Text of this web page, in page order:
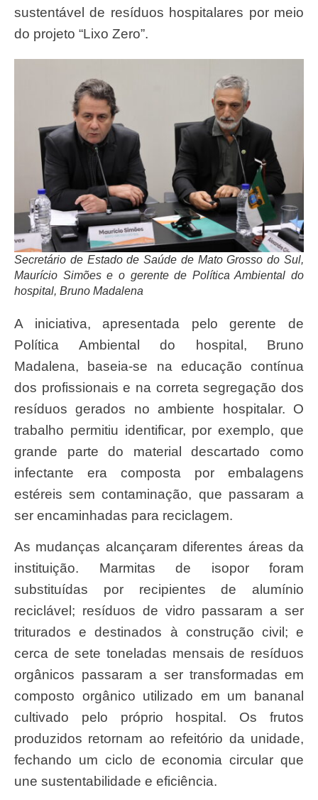
sustentável de resíduos hospitalares por meio
do projeto “Lixo Zero”.
Secretário de Estado de Saúde de Mato Grosso do Sul,
Maurício Simões e o gerente de Política Ambiental do
hospital, Bruno Madalena
A iniciativa, apresentada pelo gerente de
Política Ambiental do hospital, Bruno
Madalena, baseia-se na educação contínua
dos profissionais e na correta segregação dos
resíduos gerados no ambiente hospitalar. O
trabalho permitiu identificar, por exemplo, que
grande parte do material descartado como
infectante era composta por embalagens
estéreis sem contaminação, que passaram a
ser encaminhadas para reciclagem.
As mudanças alcançaram diferentes áreas da
instituição. Marmitas de isopor foram
substituídas por recipientes de alumínio
reciclável; resíduos de vidro passaram a ser
triturados e destinados à construção civil; e
cerca de sete toneladas mensais de resíduos
orgânicos passaram a ser transformadas em
composto orgânico utilizado em um bananal
cultivado pelo próprio hospital. Os frutos
produzidos retornam ao refeitório da unidade,
fechando um ciclo de economia circular que
une sustentabilidade e eficiência.